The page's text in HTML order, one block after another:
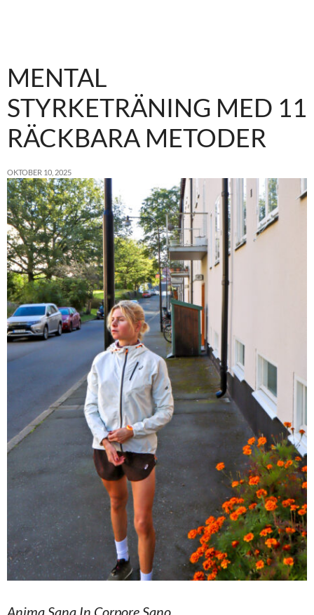
MENTAL
STYRKETRÄNING MED 11
RÄCKBARA METODER
OKTOBER 10, 2025
Anima Sana In Corpore Sano